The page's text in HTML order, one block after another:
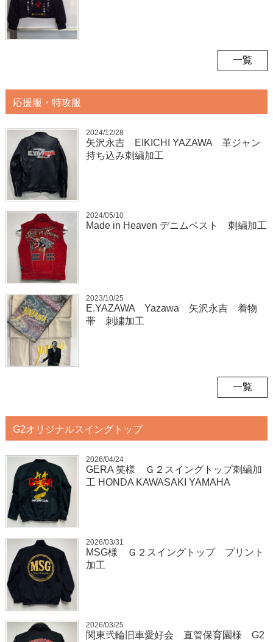
一覧
応援服・特攻服
2024/12/28
矢沢永吉 EIKICHI YAZAWA 革ジャン
持ち込み刺繍加工
2024/05/10
Made in Heaven デニムベスト 刺繍加工
2023/10/25
E.YAZAWA Yazawa 矢沢永吉 着物
帯 刺繍加工
一覧
G2オリジナルスイングトップ
2026/04/24
GERA 笑様 Ｇ２スイングトップ刺繍加
工 HONDA KAWASAKI YAMAHA
2026/03/31
MSG様 Ｇ２スイングトップ プリント
加工
2026/03/25
関東弐輪旧車愛好会 直管保育園様 G2